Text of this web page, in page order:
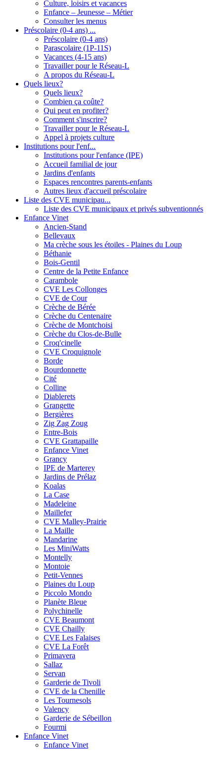
Culture, loisirs et vacances
Enfance – Jeunesse – Métier
Consulter les menus
Préscolaire (0-4 ans) ...
Préscolaire (0-4 ans)
Parascolaire (1P-11S)
Vacances (4-15 ans)
Travailler pour le Réseau-L
A propos du Réseau-L
Quels lieux?
Quels lieux?
Combien ça coûte?
Qui peut en profiter?
Comment s'inscrire?
Travailler pour le Réseau-L
Appel à projets culture
Institutions pour l'enf...
Institutions pour l'enfance (IPE)
Accueil familial de jour
Jardins d'enfants
Espaces rencontres parents-enfants
Autres lieux d'accueil préscolaire
Liste des CVE municipau...
Liste des CVE municipaux et privés subventionnés
Enfance Vinet
Ancien-Stand
Bellevaux
Ma crèche sous les étoiles - Plaines du Loup
Béthanie
Bois-Gentil
Centre de la Petite Enfance
Carambole
CVE Les Collonges
CVE de Cour
Crèche de Bérée
Crèche du Centenaire
Crèche de Montchoisi
Crèche du Clos-de-Bulle
Croq'cinelle
CVE Croquignole
Borde
Bourdonnette
Cité
Colline
Diablerets
Grangette
Bergières
Zig Zag Zoug
Entre-Bois
CVE Grattapaille
Enfance Vinet
Grancy
IPE de Marterey
Jardins de Prélaz
Koalas
La Case
Madeleine
Maillefer
CVE Malley-Prairie
La Maille
Mandarine
Les MiniWatts
Montelly
Montoie
Petit-Vennes
Plaines du Loup
Piccolo Mondo
Planète Bleue
Polychinelle
CVE Beaumont
CVE Chailly
CVE Les Falaises
CVE La Forêt
Primavera
Sallaz
Servan
Garderie de Tivoli
CVE de la Chenille
Les Tournesols
Valency
Garderie de Sébeillon
Fourmi
Enfance Vinet
Enfance Vinet